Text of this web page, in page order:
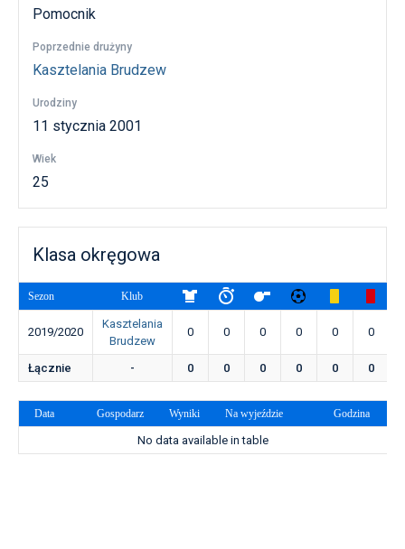
Pomocnik
Poprzednie drużyny
Kasztelania Brudzew
Urodziny
11 stycznia 2001
Wiek
25
Klasa okręgowa
Sezon Klub
2019/2020
Kasztelania
Brudzew
0 0 0 0 0 0
Łącznie - 0 0 0 0 0 0
Data Gospodarz Wyniki Na wyjeździe Godzina
No data available in table